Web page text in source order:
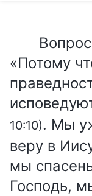
«Потому
10:10). Мы
веру в
мы
Господь,